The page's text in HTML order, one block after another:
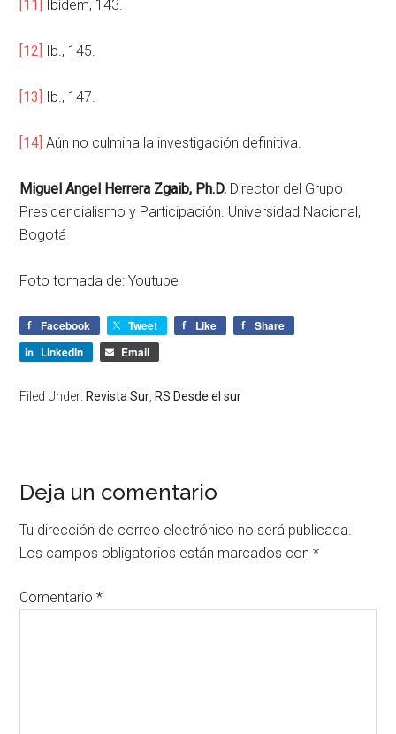
[11] Ibídem, 143.
[12] Ib., 145.
[13] Ib., 147.
[14] Aún no culmina la investigación definitiva.
Miguel Angel Herrera Zgaib, Ph.D. Director del Grupo
Presidencialismo y Participación. Universidad Nacional,
Bogotá
Foto tomada de: Youtube
Facebook Tweet Like
Share
LinkedIn
Email
Filed Under: Revista Sur RS Desde el sur
Deja un comentario
Tu dirección de correo electrónico no será publicada.
Los campos obligatorios están marcados con*
Comentario*